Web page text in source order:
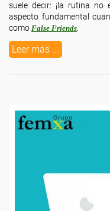
suele decir: ¡la rutina
aspecto fundamental
como False Friends
Leer más ...